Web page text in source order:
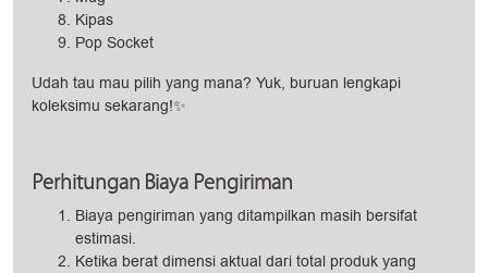
Kipas
Pop Socket
Udah tau mau pilih yang mana? Yuk, buruan lengkapi
koleksimu sekarang!✨
Perhitungan Biaya Pengiriman
Biaya pengiriman yang ditampilkan masih bersifat
estimasi.
Ketika berat dimensi aktual dari total produk yang